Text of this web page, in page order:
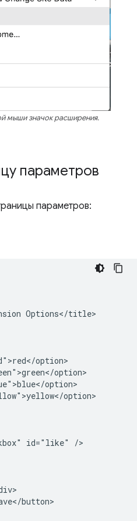
мыши значок расширения.
параметров
параметров:
Options</title>
option>
option>
option>
option>
id="like" />
button>